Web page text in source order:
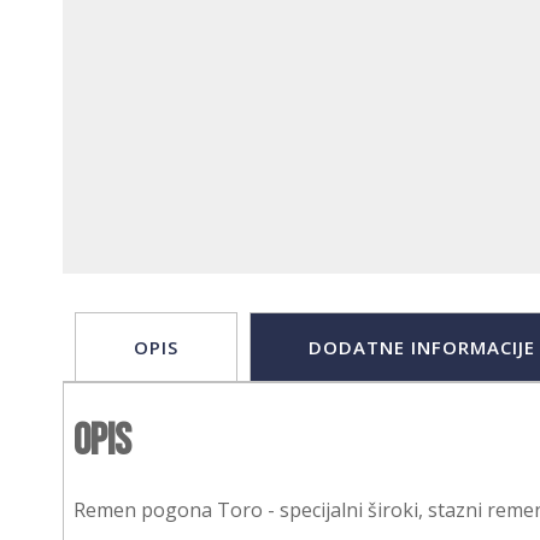
OPIS DODATNE INFORMACIJE
Opis
Remen pogona Toro - specijalni široki, stazni